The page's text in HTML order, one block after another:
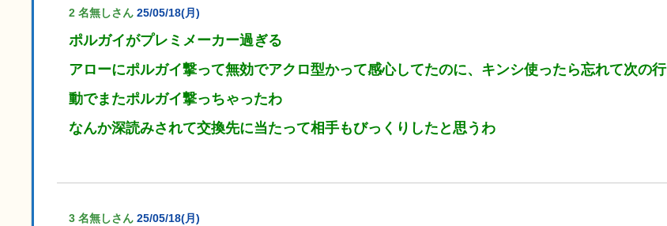
2 名無しさん 25/05/18(月)
ポルガイがプレミメーカー過ぎる
アローにポルガイ撃って無効でアクロ型かって感心してたのに、キンシ使ったら忘れて次の行
動でまたポルガイ撃っちゃったわ
なんか深読みされて交換先に当たって相手もびっくりしたと思うわ
3 名無しさん 25/05/18(月)